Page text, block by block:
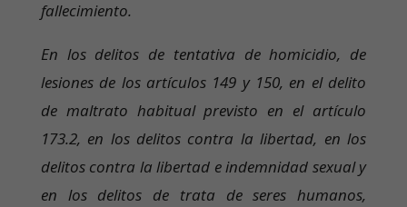
fallecimiento.
En los delitos de tentativa de homicidio, de
lesiones de los artículos 149 y 150, en el delito
de maltrato habitual previsto en el artículo
173.2, en los delitos contra la libertad, en los
delitos contra la libertad e indemnidad sexual y
en los delitos de trata de seres humanos,